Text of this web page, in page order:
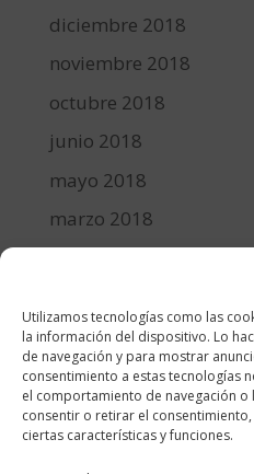
Utilizamos tecnologías como las
la información del dispositivo. Lo
de navegación y para mostrar
consentimiento a estas tecnologías
el comportamiento de navegación o
consentir o retirar el
ciertas características y funciones.
diciembre 2018
noviembre 2018
octubre 2018
junio 2018
mayo 2018
marzo 2018
diciembre 2017
Categorías
cocina y recetas